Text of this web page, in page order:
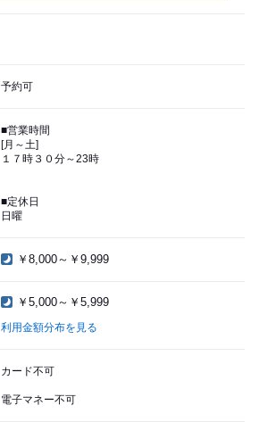
予約可
■営業時間
[月～土]
１７時３０分～23時
■定休日
日曜
￥8,000～￥9,999
￥5,000～￥5,999
利用金額分布を見る
カード不可
電子マネー不可